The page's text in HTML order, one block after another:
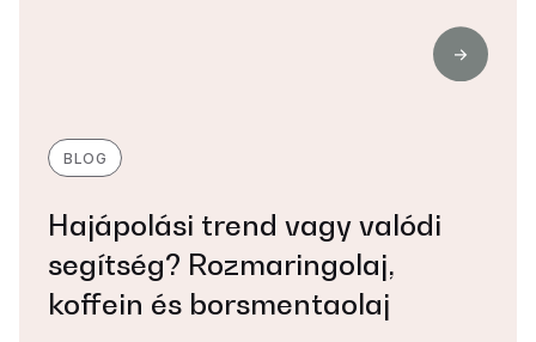
BLOG
Hajápolási trend vagy valódi
segítség? Rozmaringolaj,
koffein és borsmentaolaj